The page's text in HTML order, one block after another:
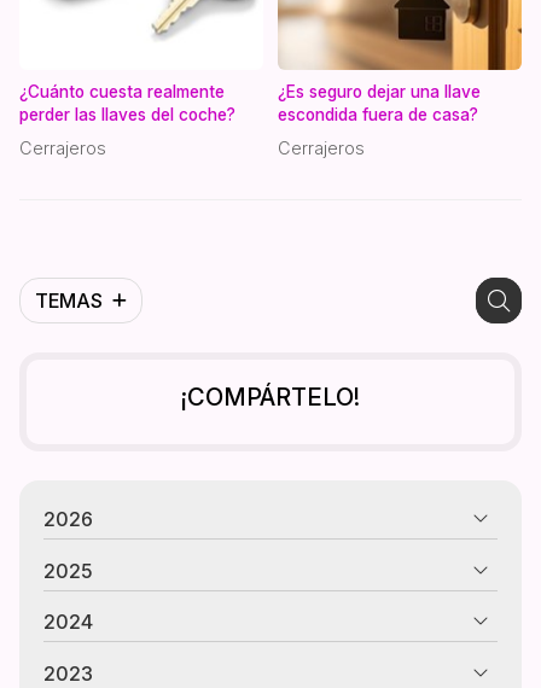
TEMAS
¿Cuánto cuesta realmente
perder las llaves del coche?
Cerrajeros
¿Es seguro dejar una llave
escondida fuera de casa?
Cerrajeros
¡COMPÁRTELO!
2026
2025
2024
2023